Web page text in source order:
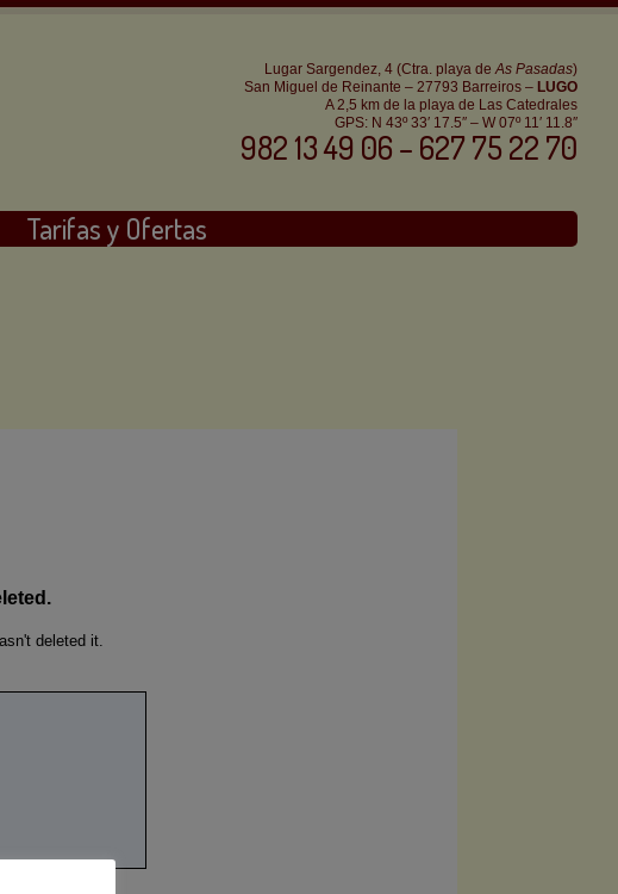
Lugar Sargendez, 4 (Ctra. playa deAs Pasadas)
San Miguel de Reinante – 27793 Barreiros –LUGO
A 2,5 km de la playa de Las Catedrales
GPS: N 43º 33′ 17.5″ – W 07º 11′ 11.8″
982 13 49 06 – 627 75 22 70
Tarifas y Ofertas